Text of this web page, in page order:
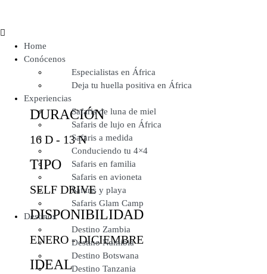
Home
Conócenos
Especialistas en África
Deja tu huella positiva en África
Experiencias
Safaris de luna de miel
Safaris de lujo en África
Safaris a medida
Conduciendo tu 4×4
Safaris en familia
Safaris en avioneta
Safaris y playa
Safaris Glam Camp
Destinos
Destino Zambia
Destino Namibia
Destino Botswana
Destino Tanzania
DURACIÓN
16 D - 13 N
TIPO
SELF DRIVE
DISPONIBILIDAD
ENERO - DICIEMBRE
IDEAL